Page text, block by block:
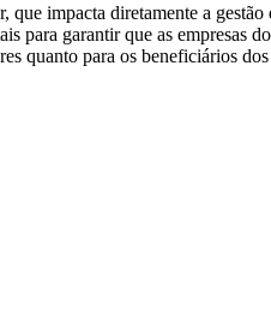
impacta diretamente a gestão
para garantir que as empresas
quanto para os beneficiários